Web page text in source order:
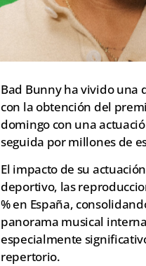
Bad Bunny ha vivido una
con la obtención del
domingo con una
seguida por millones de
El impacto de su
deportivo, las
% en España,
panorama musical
especialmente
repertorio.